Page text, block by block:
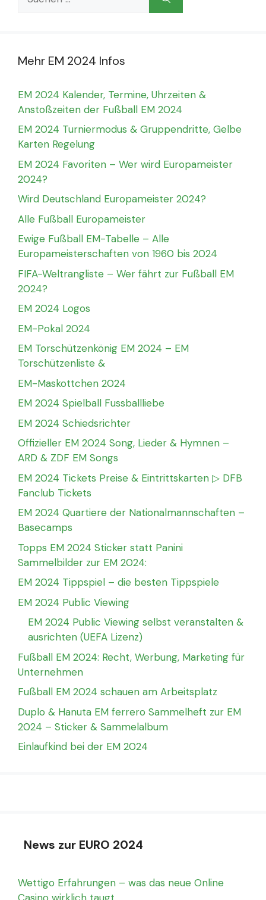
nach:
Mehr EM 2024 Infos
EM 2024 Kalender, Termine, Uhrzeiten &
Anstoßzeiten der Fußball EM 2024
EM 2024 Turniermodus & Gruppendritte, Gelbe
Karten Regelung
EM 2024 Favoriten – Wer wird Europameister
2024?
Wird Deutschland Europameister 2024?
Alle Fußball Europameister
Ewige Fußball EM-Tabelle – Alle
Europameisterschaften von 1960 bis 2024
FIFA-Weltrangliste – Wer fährt zur Fußball EM
2024?
EM 2024 Logos
EM-Pokal 2024
EM Torschützenkönig EM 2024 – EM
Torschützenliste &
EM-Maskottchen 2024
EM 2024 Spielball Fussballliebe
EM 2024 Schiedsrichter
Offizieller EM 2024 Song, Lieder & Hymnen –
ARD & ZDF EM Songs
EM 2024 Tickets Preise & Eintrittskarten ▷ DFB
Fanclub Tickets
EM 2024 Quartiere der Nationalmannschaften –
Basecamps
Topps EM 2024 Sticker statt Panini
Sammelbilder zur EM 2024:
EM 2024 Tippspiel – die besten Tippspiele
EM 2024 Public Viewing
EM 2024 Public Viewing selbst veranstalten &
ausrichten (UEFA Lizenz)
Fußball EM 2024: Recht, Werbung, Marketing für
Unternehmen
Fußball EM 2024 schauen am Arbeitsplatz
Duplo & Hanuta EM ferrero Sammelheft zur EM
2024 – Sticker & Sammelalbum
Einlaufkind bei der EM 2024
News zur EURO 2024
Wettigo Erfahrungen – was das neue Online